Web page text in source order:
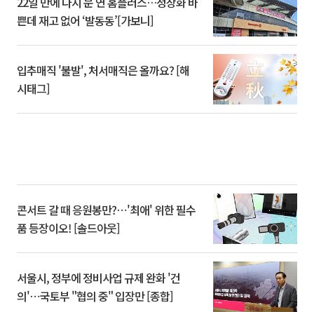
쁜데 재고 없어 ‘발동동’[가보니]
입추매직 '불발', 처서매직은 올까요? [해
시태그]
콘서트 갈 때 응원봉만?⋯'최애' 위한 필수
품 등장이오! [솔드아웃]
서울시, 정부에 정비사업 규제 완화 '건
의'⋯국토부 "협의 중" 입장만 [종합]